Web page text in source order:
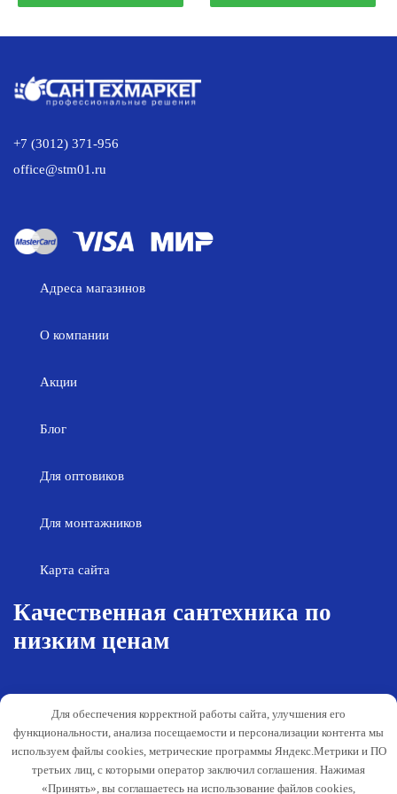
64.00 р..
36.00 р..
+7 (3012) 371-956
office@stm01.ru
Адреса магазинов
О компании
Акции
Блог
Для оптовиков
Для монтажников
Карта сайта
Качественная сантехника по
низким ценам
Гарантия и обслуживание
Публичная оферта
данных
Способы оплаты
Для обеспечения корректной работы сайта, улучшения его
функциональности, анализа посещаемости и персонализации контента мы
используем файлы cookies, метрические программы Яндекс.Метрики и ПО
третьих лиц, с которыми оператор заключил соглашения. Нажимая
«Принять», вы соглашаетесь на использование файлов cookies,